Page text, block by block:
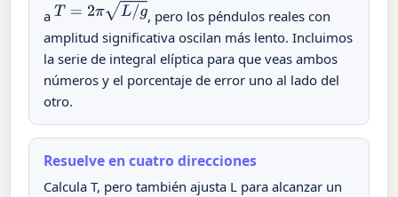
aT= 2π L/g
, pero los péndulos reales con
amplitud significativa oscilan más lento. Incluimos
la serie de integral elíptica para que veas ambos
números y el porcentaje de error uno al lado del
otro.
Resuelve en cuatro direcciones
Calcula T, pero también ajusta L para alcanzar un